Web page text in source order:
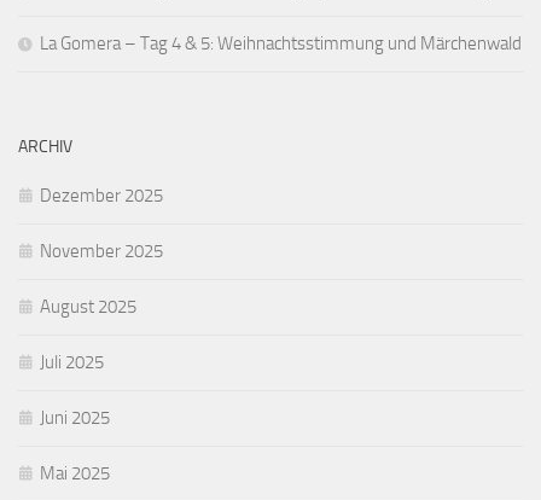
La Gomera – Tag 4 & 5: Weihnachtsstimmung und Märchenwald
ARCHIV
Dezember 2025
November 2025
August 2025
Juli 2025
Juni 2025
Mai 2025